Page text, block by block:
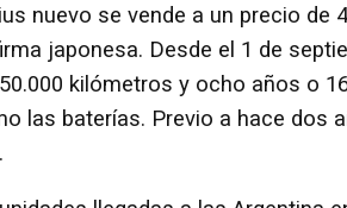
nuevo se vende a un precio de
japonesa. Desde el 1 de
kilómetros y ocho años o
las baterías. Previo a hace dos